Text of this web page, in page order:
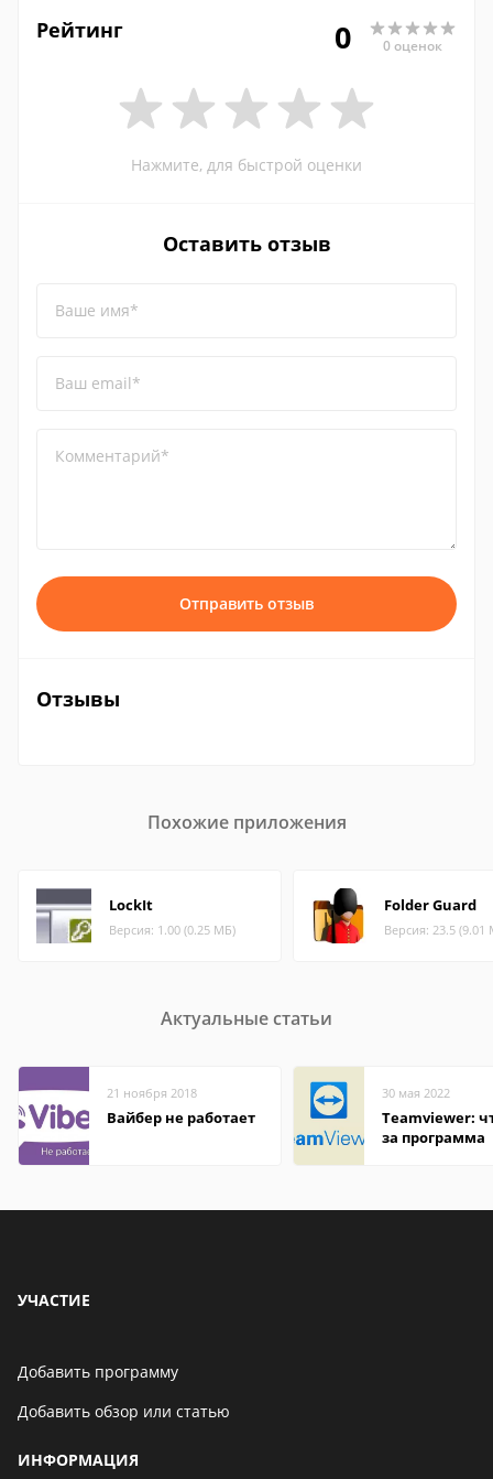
Рейтинг 0 0 оценок
Нажмите, для быстрой оценки
Оставить отзыв
Ваше имя*
Ваш email*
Комментарий*
Отправить отзыв
Отзывы
Похожие приложения
LockIt
Версия: 1.00 (0.25 МБ)
Folder Guard
Версия: 23.5 (9.01
Актуальные статьи
21 ноября 2018
Вайбер не работает
30 мая 2022
Teamviewer:
за программа
УЧАСТИЕ
Добавить программу
Добавить обзор или статью
ИНФОРМАЦИЯ